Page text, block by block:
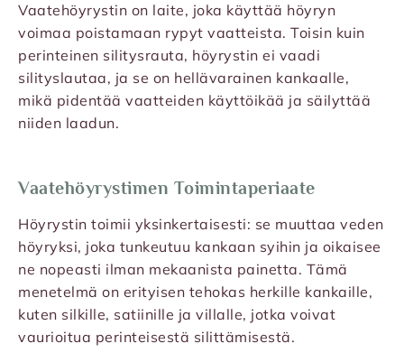
Vaatehöyrystin on laite, joka käyttää höyryn
voimaa poistamaan rypyt vaatteista. Toisin kuin
perinteinen silitysrauta, höyrystin ei vaadi
silityslautaa, ja se on hellävarainen kankaalle,
mikä pidentää vaatteiden käyttöikää ja säilyttää
niiden laadun.
Vaatehöyrystimen Toimintaperiaate
Höyrystin toimii yksinkertaisesti: se muuttaa veden
höyryksi, joka tunkeutuu kankaan syihin ja oikaisee
ne nopeasti ilman mekaanista painetta. Tämä
menetelmä on erityisen tehokas herkille kankaille,
kuten silkille, satiinille ja villalle, jotka voivat
vaurioitua perinteisestä silittämisestä.